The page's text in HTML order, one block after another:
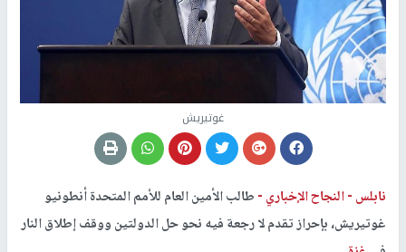
غوتيريش
نابلس -النجاح الإخباري -طالب الأمين العام للأمم المتحدة أنطونيو
غوتيريش، بإحراز تقدم لا رجعة فيه نحو حل الدولتين ووقف إطلاق النار